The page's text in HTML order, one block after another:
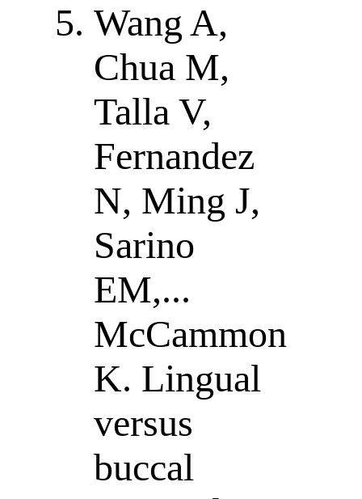
Wang A,
Chua M,
Talla V,
Fernandez
N, Ming J,
Sarino
EM,...
McCammon
K. Lingual
versus
buccal